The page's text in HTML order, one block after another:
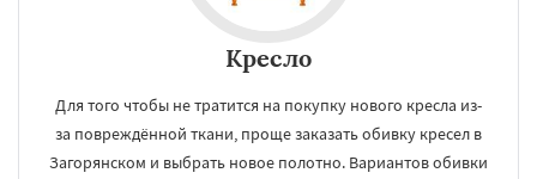
Кресло
Для того чтобы не тратится на покупку нового кресла из-
за повреждённой ткани, проще заказать обивку кресел в
Загорянском и выбрать новое полотно. Вариантов обивки